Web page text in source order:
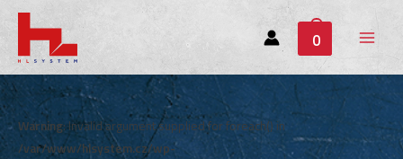
0
Main
Menu
Warning: Invalid argument supplied for foreach() in
/var/www/hlsystem.cz/wp-